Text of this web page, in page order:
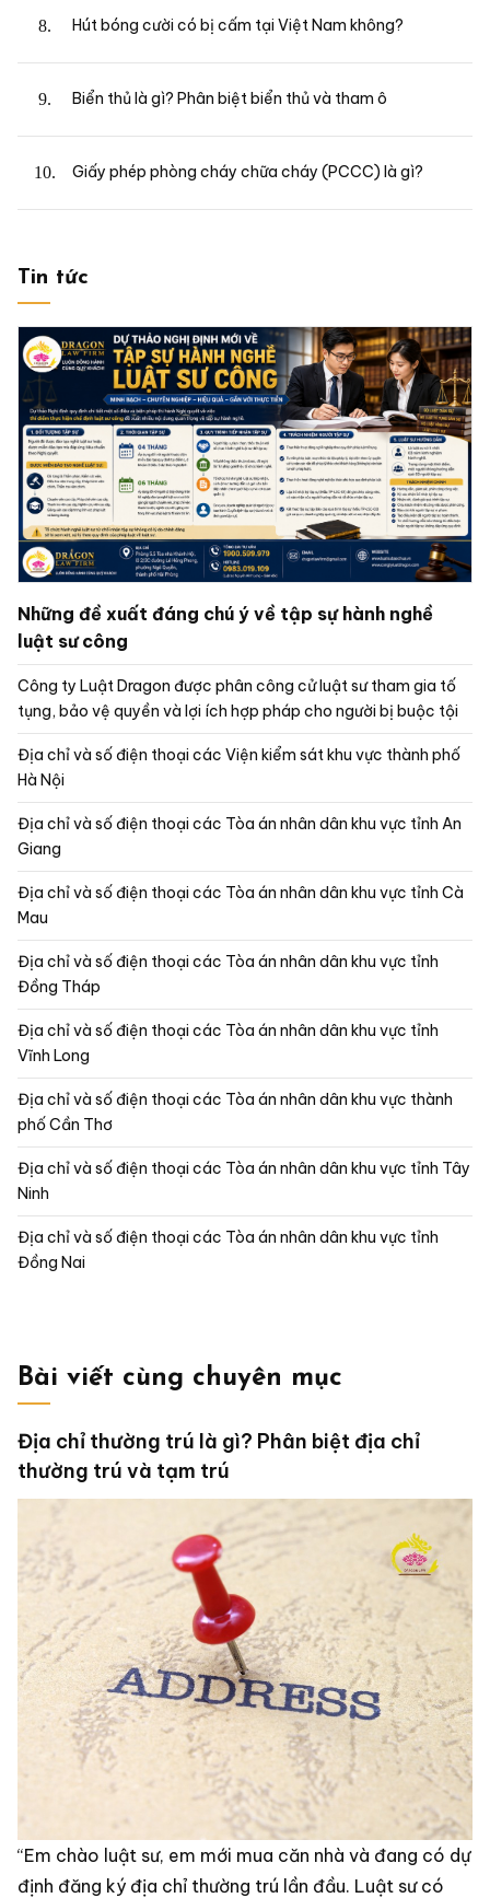
Hút bóng cười có bị cấm tại Việt Nam không?
Biển thủ là gì? Phân biệt biển thủ và tham ô
Giấy phép phòng cháy chữa cháy (PCCC) là gì?
Tin tức
Những đề xuất đáng chú ý về tập sự hành nghề
luật sư công
Công ty Luật Dragon được phân công cử luật sư tham gia tố
tụng, bảo vệ quyền và lợi ích hợp pháp cho người bị buộc tội
Địa chỉ và số điện thoại các Viện kiểm sát khu vực thành phố
Hà Nội
Địa chỉ và số điện thoại các Tòa án nhân dân khu vực tỉnh An
Giang
Địa chỉ và số điện thoại các Tòa án nhân dân khu vực tỉnh Cà
Mau
Địa chỉ và số điện thoại các Tòa án nhân dân khu vực tỉnh
Đồng Tháp
Địa chỉ và số điện thoại các Tòa án nhân dân khu vực tỉnh
Vĩnh Long
Địa chỉ và số điện thoại các Tòa án nhân dân khu vực thành
phố Cần Thơ
Địa chỉ và số điện thoại các Tòa án nhân dân khu vực tỉnh Tây
Ninh
Địa chỉ và số điện thoại các Tòa án nhân dân khu vực tỉnh
Đồng Nai
Bài viết cùng chuyên mục
Địa chỉ thường trú là gì? Phân biệt địa chỉ
thường trú và tạm trú
“Em chào luật sư, em mới mua căn nhà và đang có dự
định đăng ký địa chỉ thường trú lần đầu. Luật sư có